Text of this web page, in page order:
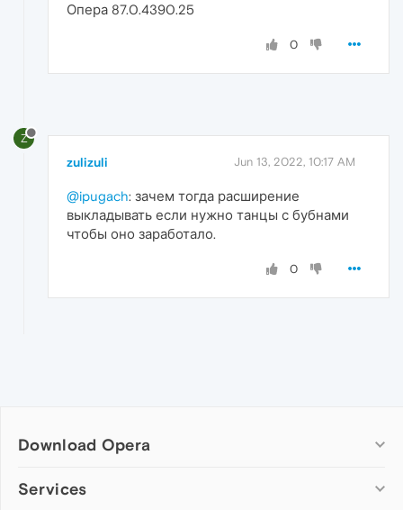
Опера 87.0.4390.25
0
Z
zulizuli Jun 13, 2022, 10:17 AM
@ipugach: зачем тогда расширение
выкладывать если нужно танцы с бубнами
чтобы оно заработало.
0
Download Opera
Computer browsers
Services